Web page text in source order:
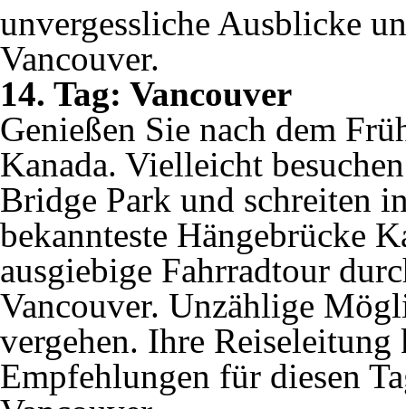
unvergessliche Ausblicke
Vancouver.
14. Tag: Vancouver
Genießen Sie nach dem
Kanada. Vielleicht
Bridge Park und schreiten
bekannteste Hängebrücke
ausgiebige Fahrradtour
Vancouver. Unzählige
vergehen. Ihre
Empfehlungen für diesen